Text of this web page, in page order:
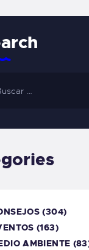
(304)
(163)
AMBIENTE